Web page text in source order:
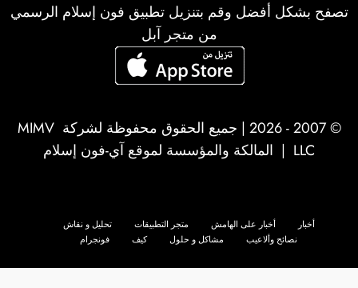
تصفح بشكل أفضل وقم بتنزيل تطبيق فون إسلام الرسمي
من متجر آبل
© 2007 - 2026 | جميع الحقوق محفوظة لشركة
MIMV
LLC | المالكة والمؤسسة لموقع آي-فون إسلام
أخبار أخبار على الهامش متجر التطبيقات
تحليل و نقاش
نصائح وألاعيب
مشاكل و حلول كيف فونجرام